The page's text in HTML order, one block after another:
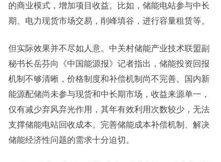
的商业模式，增加项目收益。比如，储能电站参与中长
期、电力现货市场交易，削峰填谷，进行容量租赁等。
但实际效果并不尽如人意。中关村储能产业技术联盟副
秘书长岳芬向《中国能源报》记者指出，储能投资回报
机制不够清晰，价格制度和补偿机制尚不完善。国内新
能源配储尚未参与现货和中长期市场，收益来源单一，
仅有减少弃风弃光作用，其年有效利用次数较少，无法
支撑储能电站回收成本。完善储能成本补偿机制、解决
储能经济性问题的需求十分迫切。